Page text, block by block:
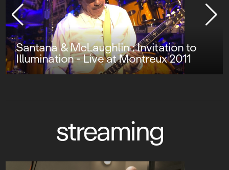
Santana & McLaughlin : Invitation to
Illumination - Live at Montreux 2011
streaming